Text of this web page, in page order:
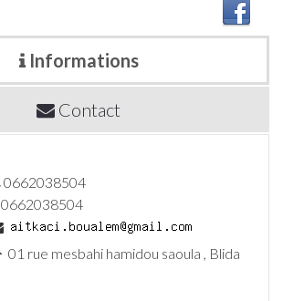
Informations
Contact
0662038504
0662038504
01 rue mesbahi hamidou saoula , Blida